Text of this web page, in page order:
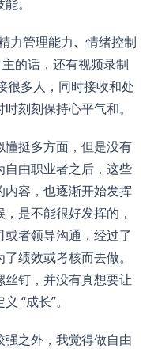
。
力管理能力、情绪控制
的话，还有视频录制
很多人，同时接收和处
刻刻保持心平气和。
挺多方面，但是没有
由职业者之后，这些
内容，也逐渐开始发挥
是不能很好发挥的，
者领导沟通，经过了
绩效或考核而去做。
钉，并没有真想要让
“成长”。
之外，我觉得做自由